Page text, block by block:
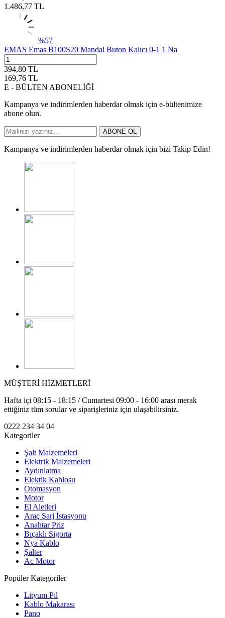
1.486,77 TL
%57
EMAS Emas B100S20 Mandal Buton Kalıcı 0-1 1 Na
394,80 TL
169,76 TL
E - BÜLTEN ABONELİĞİ
Kampanya ve indirimlerden haberdar olmak için e-bültenimize
abone olun.
ABONE OL
Kampanya ve indirimlerden haberdar olmak için bizi Takip Edin!
MÜŞTERİ HİZMETLERİ
Hafta içi 08:15 - 18:15 / Cumartesi 09:00 - 16:00 arası merak
ettiğiniz tüm sorular ve siparişleriniz için ulaşabilirsiniz.
0222 234 34 04
Kategoriler
Şalt Malzemeleri
Elektrik Malzemeleri
Aydınlatma
Elektik Kablosu
Otomasyon
Motor
El Aletleri
Araç Şarj İstasyonu
Anahtar Priz
Bıçaklı Sigorta
Nya Kablo
Şalter
Ac Motor
Popüler Kategoriler
Lityum Pil
Kablo Makarası
Pano